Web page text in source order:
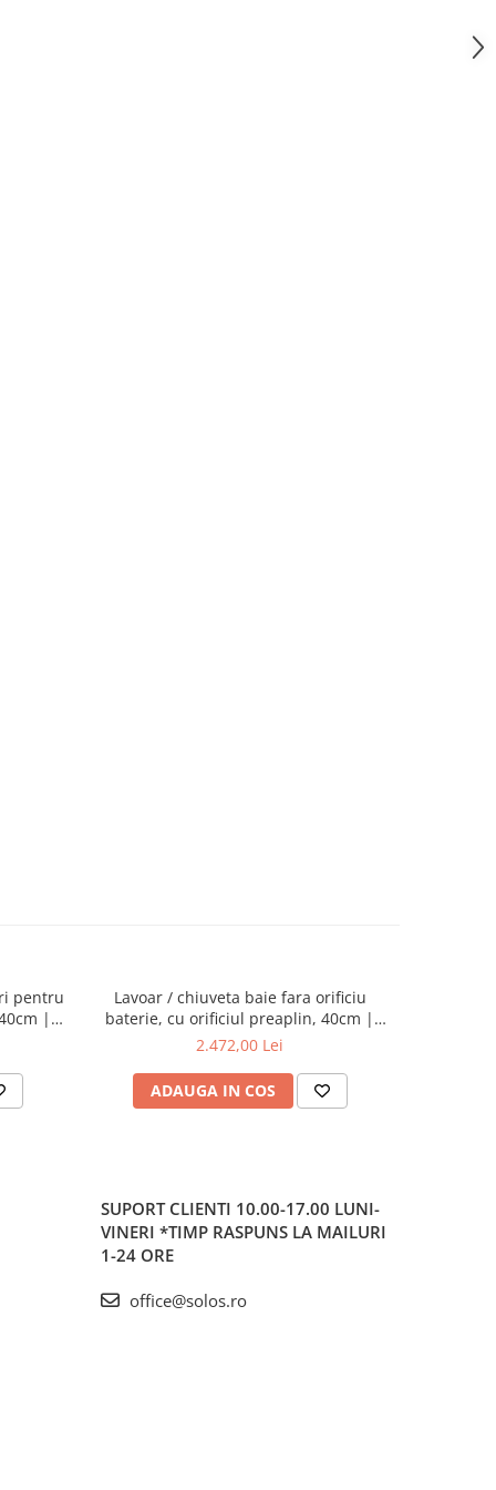
pentru
|
Lavoar / chiuveta baie fara orificiu
baterie, cu orificiul preaplin, 40cm |
7317B403-0012
2.472,00 Lei
ADAUGA IN COS
SUPORT CLIENTI 10.00-17.00 LUNI-
VINERI *TIMP RASPUNS LA MAILURI
1-24 ORE
office@solos.ro